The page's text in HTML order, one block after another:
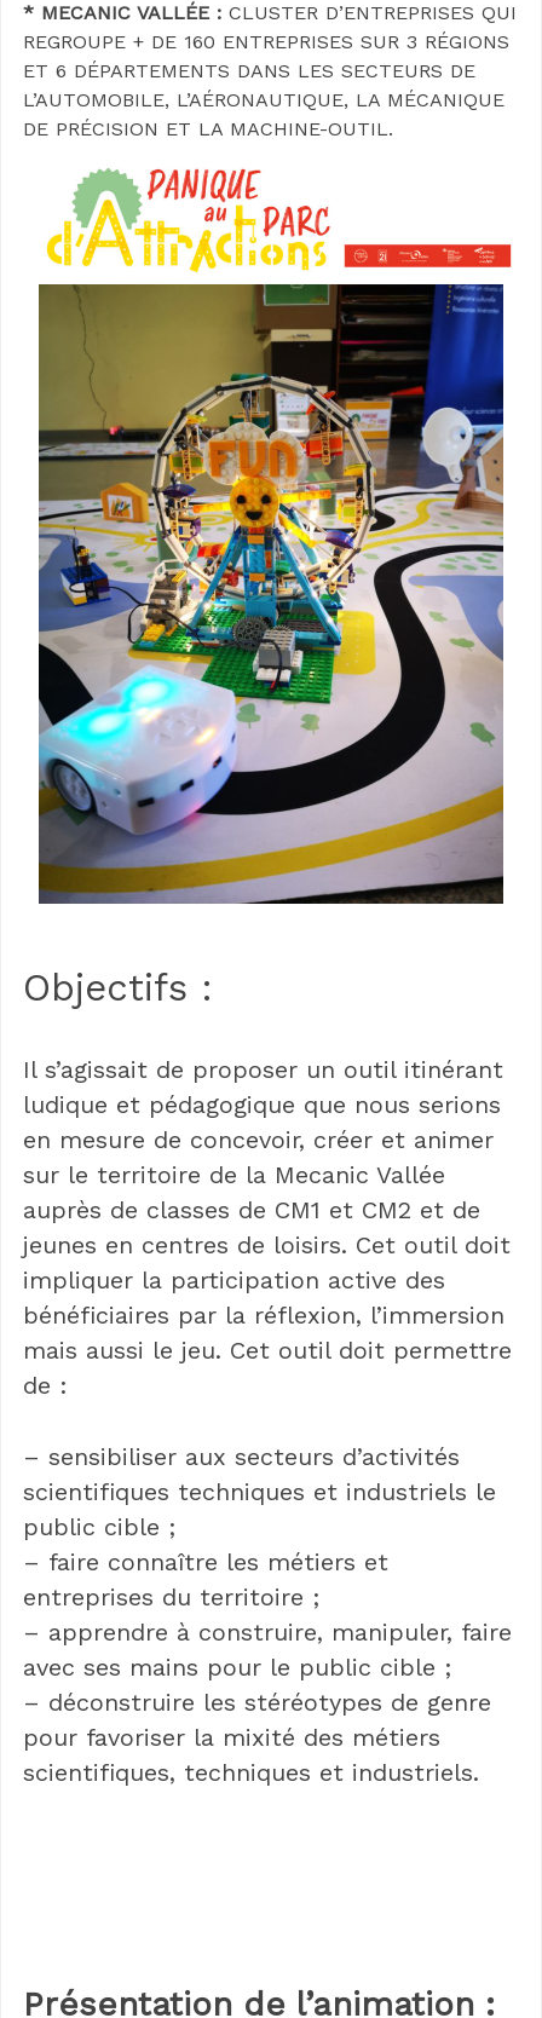
* MECANIC VALLÉE : CLUSTER D’ENTREPRISES QUI
REGROUPE + DE 160 ENTREPRISES SUR 3 RÉGIONS
ET 6 DÉPARTEMENTS DANS LES SECTEURS DE
L’AUTOMOBILE, L’AÉRONAUTIQUE, LA MÉCANIQUE
DE PRÉCISION ET LA MACHINE-OUTIL.
Objectifs :
Il s’agissait de proposer un outil itinérant
ludique et pédagogique que nous serions
en mesure de concevoir, créer et animer
sur le territoire de la Mecanic Vallée
auprès de classes de CM1 et CM2 et de
jeunes en centres de loisirs. Cet outil doit
impliquer la participation active des
bénéficiaires par la réflexion, l’immersion
mais aussi le jeu. Cet outil doit permettre
de :
– sensibiliser aux secteurs d’activités
scientifiques techniques et industriels le
public cible ;
– faire connaître les métiers et
entreprises du territoire ;
– apprendre à construire, manipuler, faire
avec ses mains pour le public cible ;
– déconstruire les stéréotypes de genre
pour favoriser la mixité des métiers
scientifiques, techniques et industriels.
Présentation de l’animation :